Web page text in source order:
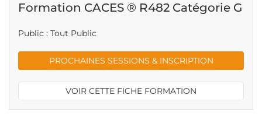
Formation CACES ® R482 Catégorie G
Public : Tout Public
PROCHAINES SESSIONS & INSCRIPTION
VOIR CETTE FICHE FORMATION